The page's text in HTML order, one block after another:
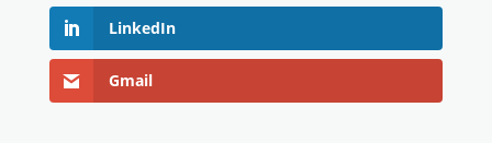
LinkedIn
Gmail